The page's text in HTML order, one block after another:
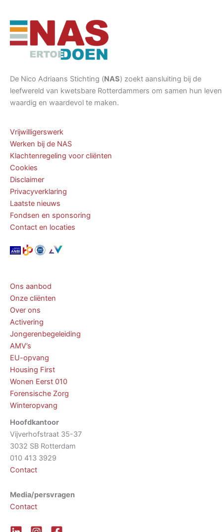
De Nico Adriaans Stichting (NAS) zoekt aansluiting bij de
leefwereld van kwetsbare Rotterdammers om samen hun leven
waardig en waardevol te maken.
Vrijwilligerswerk
Werken bij de NAS
Klachtenregeling voor cliënten
Cookies
Disclaimer
Privacyverklaring
Laatste nieuws
Fondsen en sponsoring
Contact en locaties
Ons aanbod
Onze cliënten
Over ons
Activering
Jongerenbegeleiding
AMV’s
EU-opvang
Housing First
Wonen Eerst 010
Forensische Zorg
Winteropvang
Hoofdkantoor
Vijverhofstraat 35-37
3032 SB Rotterdam
010 413 3929
Contact
Media/persvragen
Contact